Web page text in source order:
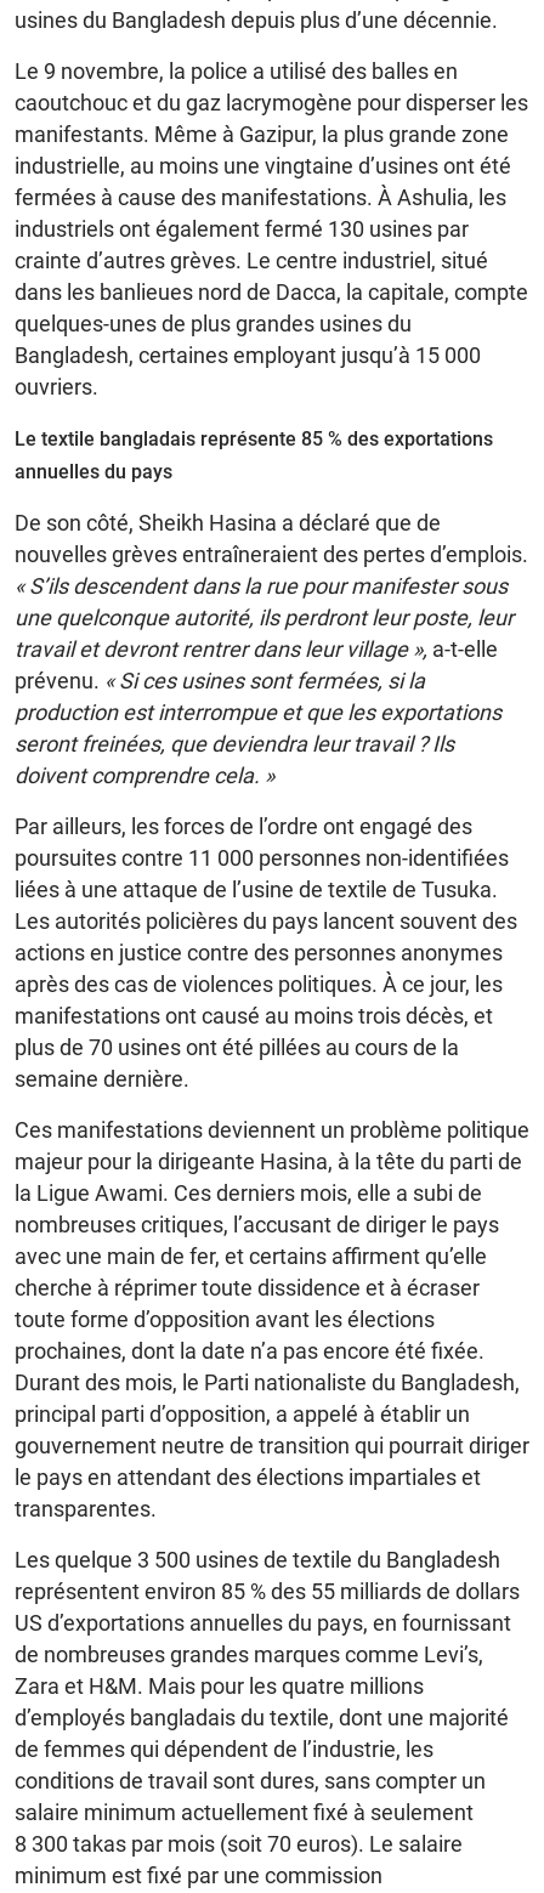
usines du Bangladesh depuis plus d’une décennie.
Le 9 novembre, la police a utilisé des balles en
caoutchouc et du gaz lacrymogène pour disperser les
manifestants. Même à Gazipur, la plus grande zone
industrielle, au moins une vingtaine d’usines ont été
fermées à cause des manifestations. À Ashulia, les
industriels ont également fermé 130 usines par
crainte d’autres grèves. Le centre industriel, situé
dans les banlieues nord de Dacca, la capitale, compte
quelques-unes de plus grandes usines du
Bangladesh, certaines employant jusqu’à 15 000
ouvriers.
Le textile bangladais représente 85 % des exportations
annuelles du pays
De son côté, Sheikh Hasina a déclaré que de
nouvelles grèves entraîneraient des pertes d’emplois.
« S’ils descendent dans la rue pour manifester sous
une quelconque autorité, ils perdront leur poste, leur
travail et devront rentrer dans leur village », a-t-elle
prévenu. « Si ces usines sont fermées, si la
production est interrompue et que les exportations
seront freinées, que deviendra leur travail ?Ils
doivent comprendre cela. »
Par ailleurs, les forces de l’ordre ont engagé des
poursuites contre 11 000 personnes non-identifiées
liées à une attaque de l’usine de textile de Tusuka.
Les autorités policières du pays lancent souvent des
actions en justice contre des personnes anonymes
après des cas de violences politiques. À ce jour, les
manifestations ont causé au moins trois décès, et
plus de 70 usines ont été pillées au cours de la
semaine dernière.
Ces manifestations deviennent un problème politique
majeur pour la dirigeante Hasina, à la tête du parti de
la Ligue Awami. Ces derniers mois, elle a subi de
nombreuses critiques, l’accusant de diriger le pays
avec une main de fer, et certains affirment qu’elle
cherche à réprimer toute dissidence et à écraser
toute forme d’opposition avant les élections
prochaines, dont la date n’a pas encore été fixée.
Durant des mois, le Parti nationaliste du Bangladesh,
principal parti d’opposition, a appelé à établir un
gouvernement neutre de transition qui pourrait diriger
le pays en attendant des élections impartiales et
transparentes.
Les quelque 3 500 usines de textile du Bangladesh
représentent environ 85 % des 55 milliards de dollars
US d’exportations annuelles du pays, en fournissant
de nombreuses grandes marques comme Levi’s,
Zara et H&M. Mais pour les quatre millions
d’employés bangladais du textile, dont une majorité
de femmes qui dépendent de l’industrie, les
conditions de travail sont dures, sans compter un
salaire minimum actuellement fixé à seulement
8 300 takas par mois (soit 70 euros). Le salaire
minimum est fixé par une commission